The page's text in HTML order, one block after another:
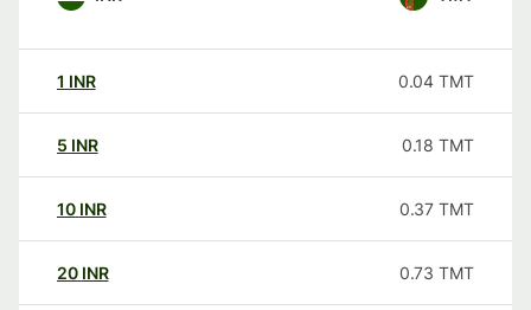
1 INR 0.04 TMT
5 INR 0.18 TMT
10 INR 0.37 TMT
20 INR 0.73 TMT